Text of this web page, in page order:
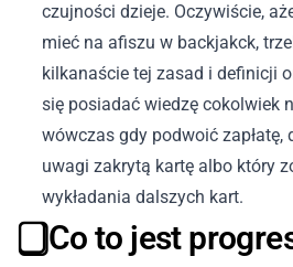
czujności dzieje. Oczywiście,
mieć na afiszu w backjakck,
kilkanaście tej zasad i definicji
się posiadać wiedzę cokolwiek
wówczas gdy podwoić zapłatę,
uwagi zakrytą kartę albo który
wykładania dalszych kart.
⃣ Co to jest